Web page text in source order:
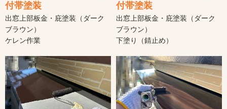
付帯塗装
出窓上部板金・庇塗装（ダーク
ブラウン）
ケレン作業
付帯塗装
出窓上部板金・庇塗装（ダーク
ブラウン）
下塗り（錆止め）